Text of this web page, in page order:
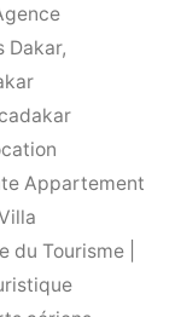
Dakar,
Appartement
du Tourisme |